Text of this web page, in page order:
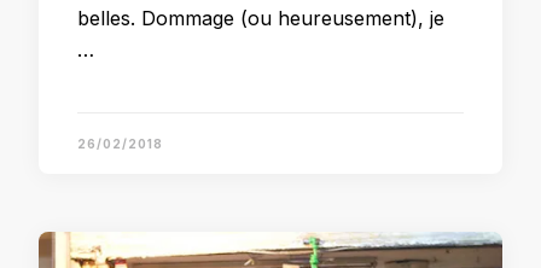
belles. Dommage (ou heureusement), je
…
26/02/2018